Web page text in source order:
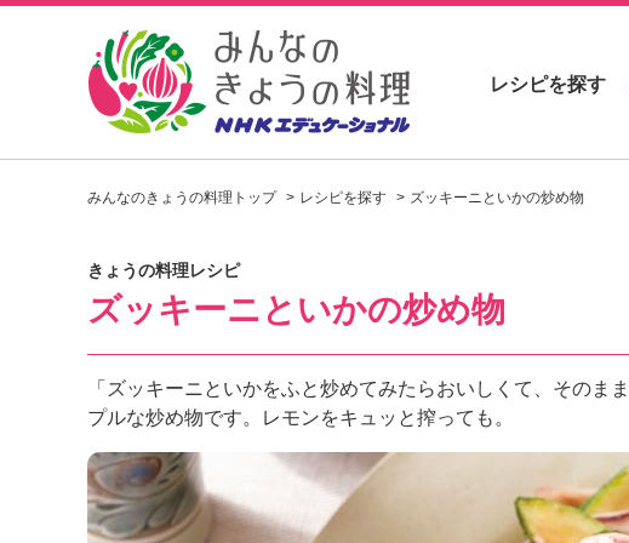
し
ピ
を
見
つ
け
よ
う
レシピを探す
みんなのきょうの料理トップ レシピを探す ズッキーニといかの炒め物
きょうの料理レシピ
ズッキーニといかの炒め物
「ズッキーニといかをふと炒めてみたらおいしくて、その
プルな炒め物です。レモンをキュッと搾っても。